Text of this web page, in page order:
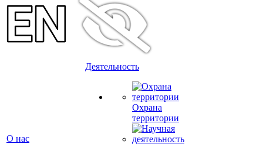
О нас
Деятельность
Охрана
территории